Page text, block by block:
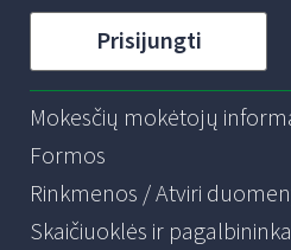
Prisijungti
Mokesčių mokėtojų
Formos
Rinkmenos / Atviri
Skaičiuoklės ir